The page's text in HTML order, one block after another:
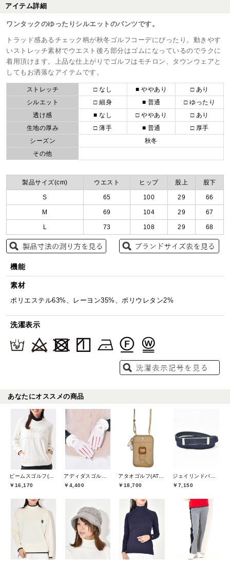
アイテム詳細
ワンタックのゆったりシルエットのパンツです。
トラッド感あるチェック柄が秋冬ゴルフコーデにぴったり。動きやす
いストレッチ素材でウエスト後ろ部分はゴムになっているのでラクに
着用頂けます。上品な仕上がりでゴルフはモチロン、タウンウェアと
してもお洒落なアイテムです。
ストレッチ □ なし ■ ややあり
□ あり
シルエット
□ 細身 ■ 普通
□ ゆったり
透け感
■ なし □ ややあり
□ あり
生地の厚み
□ 薄手 ■ 普通
□ 厚手
シーズン
秋冬
その他
製品サイズ(cm) ウエスト ヒップ 股上 股下
S 65 100 29 66
M 69 104 29 67
L 73 108 29 68
機能
素材
ポリエステル63%、レーヨン35%、ポリウレタン2%
洗濯表示
あなたにオススメの商品
ビームスゴルフ(BEAMS GOLF)
￥16,170
アディダスゴルフ(adidas golf)
￥4,400
アタオゴルフ(ATAOGOLF)
￥18,700
ジェイリンドバーグ(J.LINDEBERG)
￥7,150